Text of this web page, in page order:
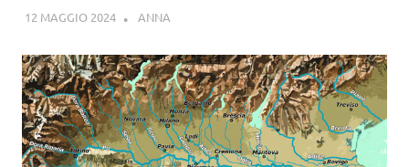
12 MAGGIO 2024 ANNA